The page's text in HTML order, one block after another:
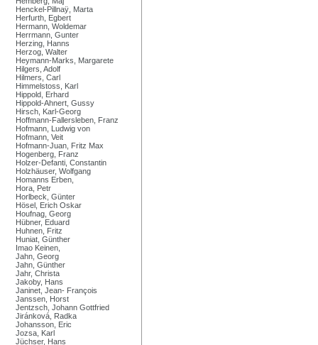
Henckel-Pillnaÿ, Marta
Herfurth, Egbert
Hermann, Woldemar
Herrmann, Gunter
Herzing, Hanns
Herzog, Walter
Heymann-Marks, Margarete
Hilgers, Adolf
Hilmers, Carl
Himmelstoss, Karl
Hippold, Erhard
Hippold-Ahnert, Gussy
Hirsch, Karl-Georg
Hoffmann-Fallersleben, Franz
Hofmann, Ludwig von
Hofmann, Veit
Hofmann-Juan, Fritz Max
Hogenberg, Franz
Holzer-Defanti, Constantin
Holzhäuser, Wolfgang
Homanns Erben,
Hora, Petr
Horlbeck, Günter
Hösel, Erich Oskar
Houfnag, Georg
Hübner, Eduard
Huhnen, Fritz
Huniat, Günther
Imao Keinen,
Jahn, Georg
Jahn, Günther
Jahr, Christa
Jakoby, Hans
Janinet, Jean- François
Janssen, Horst
Jentzsch, Johann Gottfried
Jiránková, Radka
Johansson, Eric
Jozsa, Karl
Jüchser, Hans